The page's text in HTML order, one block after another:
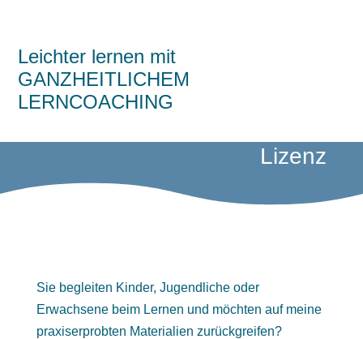
Leichter lernen mit
GANZHEITLICHEM
LERNCOACHING
Lizenz
Sie begleiten Kinder, Jugendliche oder
Erwachsene beim Lernen und möchten auf meine
praxiserprobten Materialien zurückgreifen?